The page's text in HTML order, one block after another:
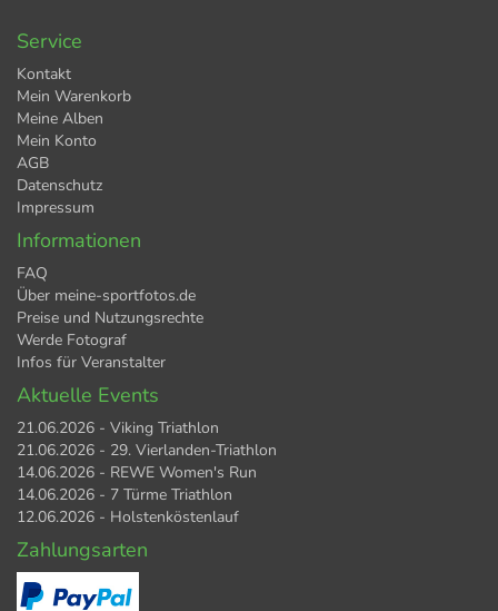
Service
Kontakt
Mein Warenkorb
Meine Alben
Mein Konto
AGB
Datenschutz
Impressum
Informationen
FAQ
Über meine-sportfotos.de
Preise und Nutzungsrechte
Werde Fotograf
Infos für Veranstalter
Aktuelle Events
21.06.2026 - Viking Triathlon
21.06.2026 - 29. Vierlanden-Triathlon
14.06.2026 - REWE Women's Run
14.06.2026 - 7 Türme Triathlon
12.06.2026 - Holstenköstenlauf
Zahlungsarten